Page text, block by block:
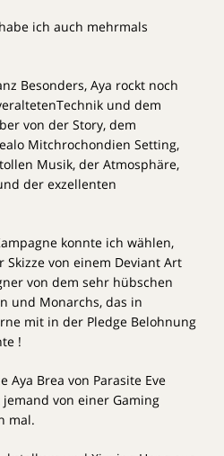
ich auch mehrmals
Besonders, Aya rockt noch
und dem
von der Story, dem
Mitchrochondien Setting,
Musik, der Atmosphäre,
der exzellenten
konnte ich wählen,
Skizze von einem Deviant Art
von dem sehr hübschen
und Monarchs, das in
mit in der Pledge Belohnung
!
Aya Brea von Parasite Eve
von einer Gaming
mal.